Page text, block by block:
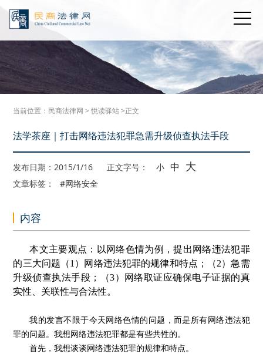
当前位置： 民商法律网 >悦读驿站>正文
法学茶座｜打击网络违法犯罪急需升级侦查执法手段
发布日期：2015/1/16 正文字号： 小 中 大
文章标签： #网络安全
内容
本文主要观点：以网络色情为例，提出网络违法犯罪
的三大问题（1）网络违法犯罪的规律和特点；（2）急需
升级侦查执法手段；（3）网络取证应确保电子证据的真
实性、关联性与合法性。
我的发言不限于今天网络色情的问题，而是所有网络违法犯
罪的问题。我想网络违法犯罪都是有些共性的。
首先，我想谈谈网络违法犯罪的规律和特点。